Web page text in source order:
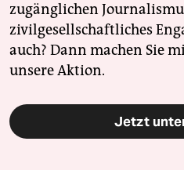
zugänglichen
zivilgesellschaftliches
auch? Dann machen Sie
unsere Aktion.
Jetzt